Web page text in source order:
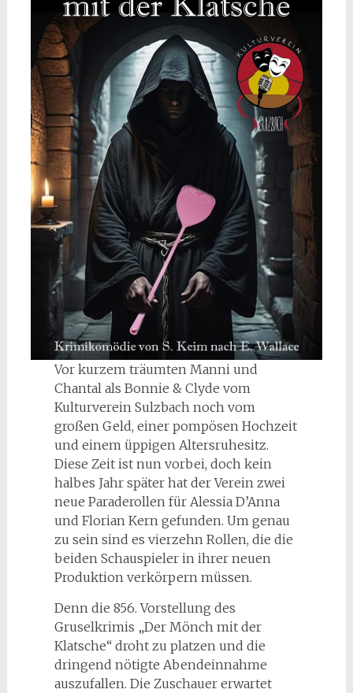
Vor kurzem träumten Manni und
Chantal als Bonnie & Clyde vom
Kulturverein Sulzbach noch vom
großen Geld, einer pompösen Hochzeit
und einem üppigen Altersruhesitz.
Diese Zeit ist nun vorbei, doch kein
halbes Jahr später hat der Verein zwei
neue Paraderollen für Alessia D’Anna
und Florian Kern gefunden. Um genau
zu sein sind es vierzehn Rollen, die die
beiden Schauspieler in ihrer neuen
Produktion verkörpern müssen.
Denn die 856. Vorstellung des
Gruselkrimis „Der Mönch mit der
Klatsche“ droht zu platzen und die
dringend nötigte Abendeinnahme
auszufallen. Die Zuschauer erwartet